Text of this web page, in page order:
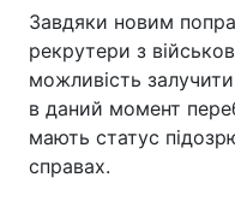
Завдяки новим
рекрутери з
можливість
в даний момент
мають статус
справах.